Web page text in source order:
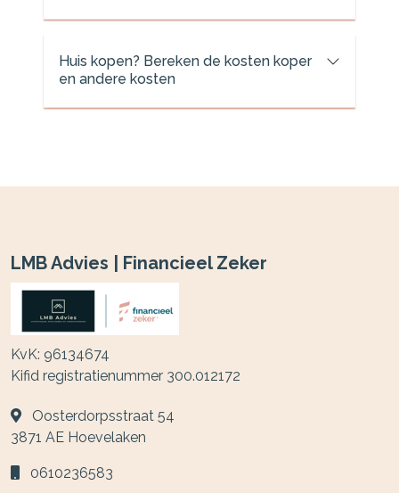
Huis kopen? Bereken de kosten koper
en andere kosten
LMB Advies | Financieel Zeker
KvK: 96134674
Kifid registratienummer 300.012172
Oosterdorpsstraat 54
3871 AE Hoevelaken
0610236583